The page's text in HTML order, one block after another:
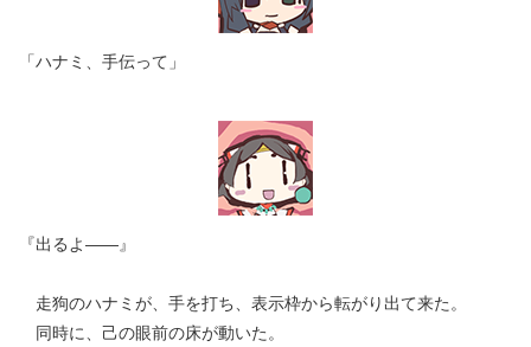
「ハナミ、手伝って」
『出るよ――』
走狗のハナミが、手を打ち、表示枠から転がり出て来た。
同時に、己の眼前の床が動いた。